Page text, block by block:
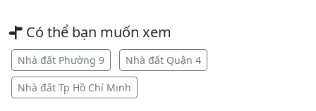
Có thể bạn muốn xem
Nhà đất Phường 9 Nhà đất Quận 4
Nhà đất Tp Hồ Chí Minh